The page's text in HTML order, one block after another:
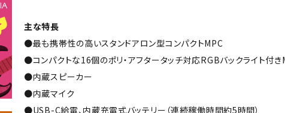
主な特長
●最も携帯性の高いスタンドアロン型コンパクトMPC
●コンパクトな16個のポリ・アフタータッチ対応RGBバックライト付き
●内蔵スピーカー
●内蔵マイク
●USB-C給電、内蔵充電式バッテリー（連続稼働時間約5時間）